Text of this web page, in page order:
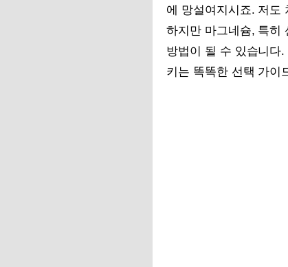
에 망설여지시죠. 저도
하지만 마그네슘, 특히
방법이 될 수 있습니다
키는 똑똑한 선택 가이